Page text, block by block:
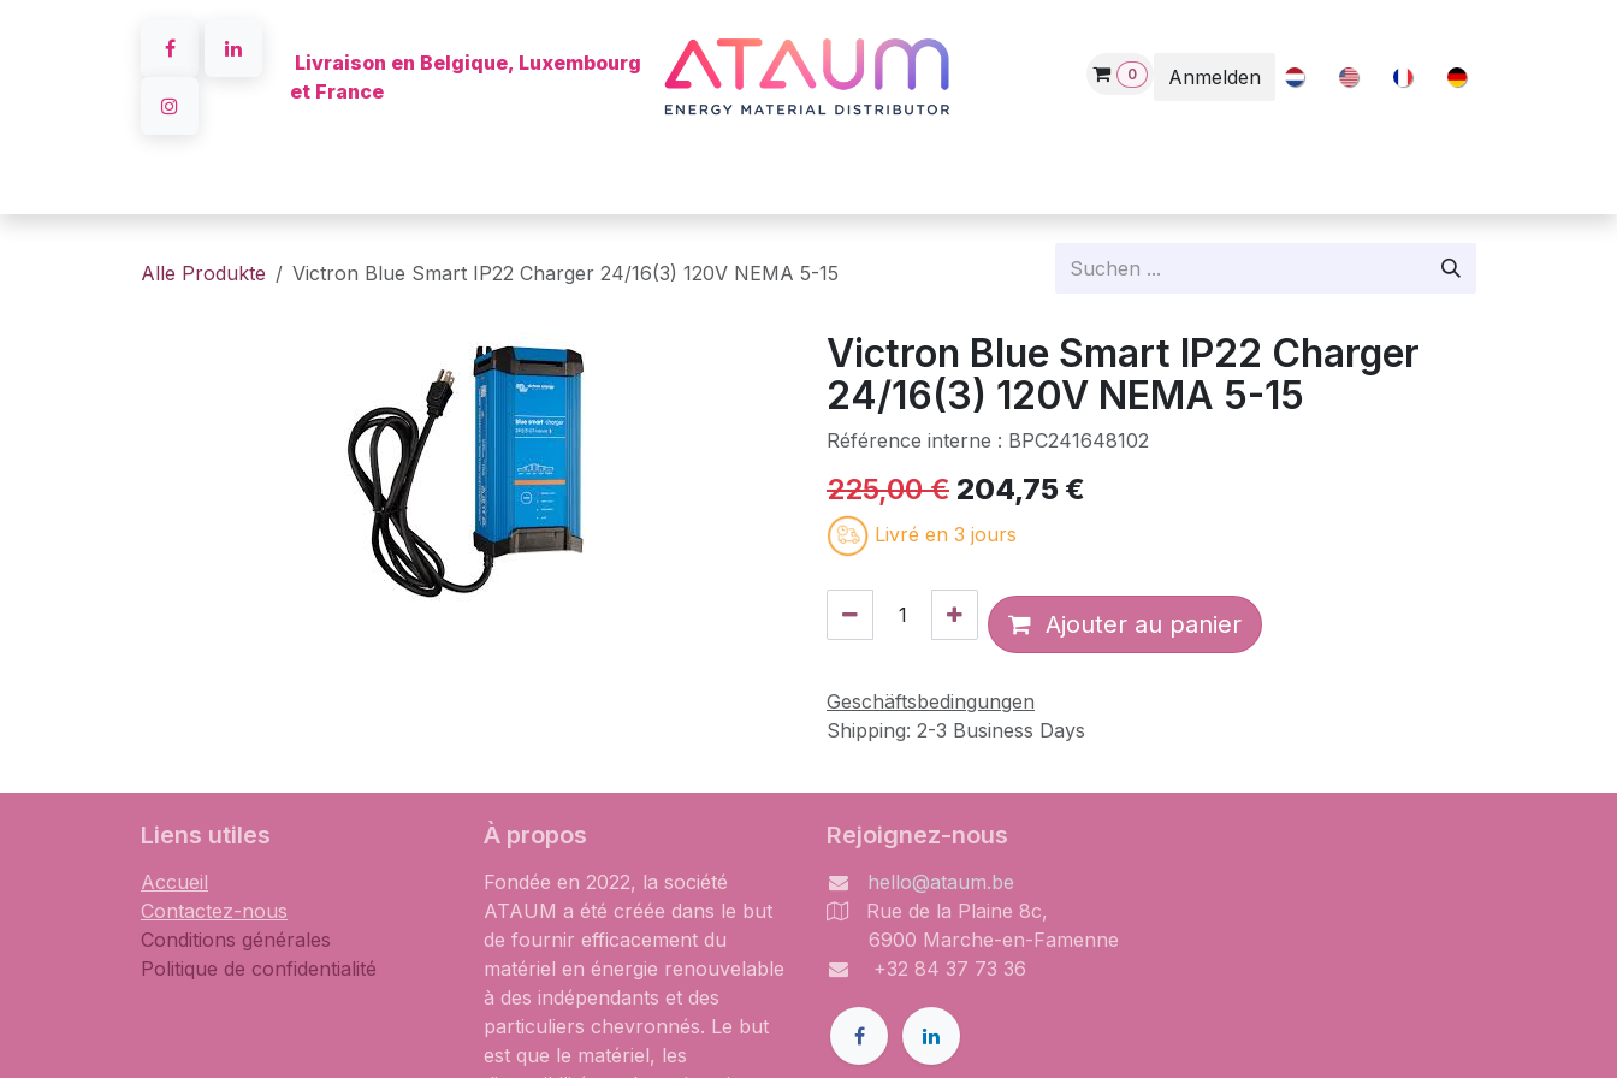
Livraison en Belgique, Luxembourg
et France
0 Anmelden
Alle Produkte Victron Blue Smart IP22 Charger 24/16(3) 120V NEMA 5-15
Victron Blue Smart IP22 Charger
24/16(3) 120V NEMA 5-15
Référence interne : BPC241648102
225,00€ 204,75 €
Livré en 3 jours
Ajouter au panier
Geschäftsbedingungen
Shipping: 2-3 Business Days
Liens utiles
Accueil
Contactez-nous
Conditions générales
Politique de confidentialité
À propos
Fondée en 2022, la société
ATAUM a été créée dans le but
de fournir efficacement du
matériel en énergie renouvelable
à des indépendants et des
particuliers chevronnés. Le but
est que le matériel, les
Rejoignez-nous
hello@ataum.be
Rue de la Plaine 8c,
6900 Marche-en-Famenne
+32 84 37 73 36